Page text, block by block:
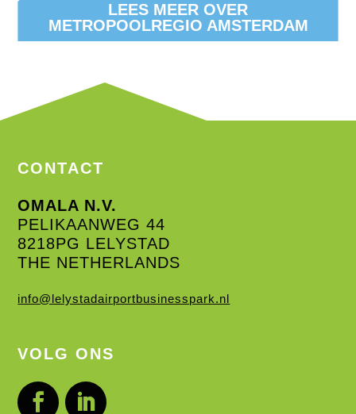
LEES MEER OVER
METROPOOLREGIO AMSTERDAM
CONTACT
OMALA N.V.
PELIKAANWEG 44
8218PG LELYSTAD
THE NETHERLANDS
info@lelystadairportbusinesspark.nl
VOLG ONS